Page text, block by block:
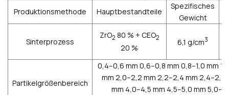
Produktionsmethode
Hauptbestandteile
Spezifisches
Gewicht
Sinterprozess
ZrO2 80 % + CEO2
20 %
6,1 g/cm3
Partikelgrößenbereich
0,4–0,6 mm 0,6–0,8 mm 0,8–1,0 mm
mm 2,0–2,2 mm 2,2–2,4 mm 2,4–2,6
mm 4,0–4,5 mm 4,5–5,0 mm